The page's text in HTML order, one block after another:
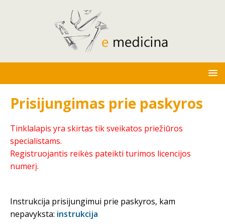
Prisijungimas prie paskyros
Tinklalapis yra skirtas tik sveikatos priežiūros
specialistams.
Registruojantis reikės pateikti turimos licencijos
numerį.
Instrukcija prisijungimui prie paskyros, kam
nepavyksta: instrukcija